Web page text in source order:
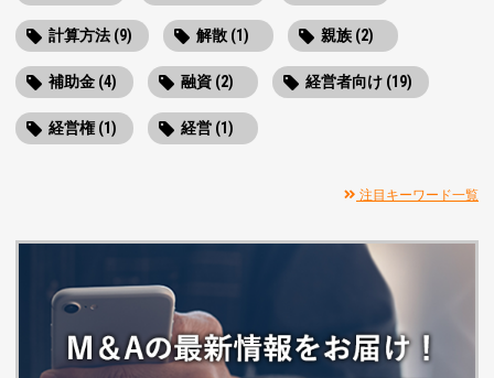
計算方法 (9) 解散 (1) 親族 (2)
補助金 (4) 融資 (2) 経営者向け (19)
経営権 (1) 経営 (1)
注目キーワード一覧